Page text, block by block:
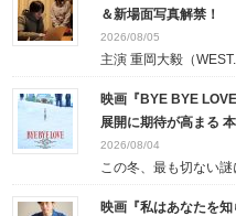
＆新場面写真解禁！
2026/08/05
主演 重岡大毅（
映画『BYE BYE
展開に期待が高まる
2026/08/04
この冬、最も切ない
映画『私はあなたを